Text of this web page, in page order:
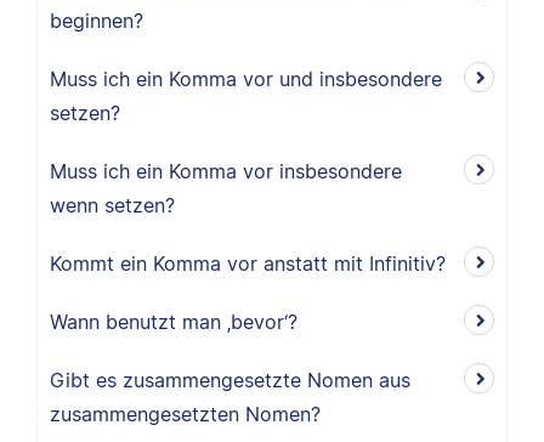
beginnen?
Muss ich ein Komma vor und insbesondere
setzen?
Muss ich ein Komma vor insbesondere
wenn setzen?
Kommt ein Komma vor anstatt mit Infinitiv?
Wann benutzt man ‚bevor‘?
Gibt es zusammengesetzte Nomen aus
zusammengesetzten Nomen?